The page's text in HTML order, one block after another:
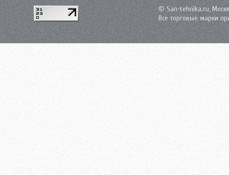
Норта-Аква
Оника
Санта
© San-tehnika.ru,
Все торговые марки